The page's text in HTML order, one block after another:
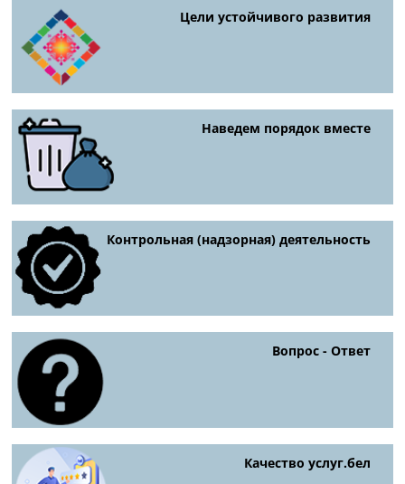
Цели устойчивого развития
Наведем порядок вместе
Контрольная (надзорная) деятельность
Вопрос - Ответ
Качество услуг.бел